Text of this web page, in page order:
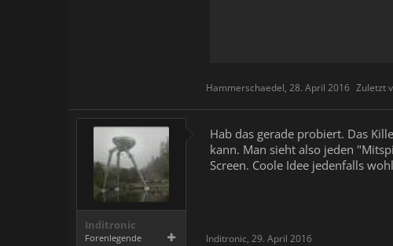
Hammerschaedel, 28. April 2016 Zuletzt
Inditronic
Forenlegende
Hab das gerade probiert. Das
kann. Man sieht also jeden
Screen. Coole Idee jedenfalls
Inditronic, 29. April 2016